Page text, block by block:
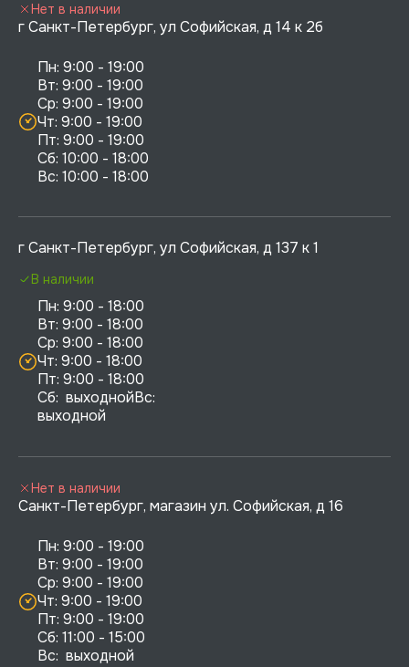
г Санкт-Петербург, ул Софийская, д 14 к 2б
Пн: 9:00 - 19:00
Вт: 9:00 - 19:00
Ср: 9:00 - 19:00
Чт: 9:00 - 19:00
Пт: 9:00 - 19:00
Сб: 10:00 - 18:00
Нет в наличии
г Санкт-Петербург, ул Софийская, д 137 к 1
Пн: 9:00 - 18:00
Вт: 9:00 - 18:00
Ср: 9:00 - 18:00
Чт: 9:00 - 18:00
Пт: 9:00 - 18:00
Сб:  выходнойВс:
выходной
В наличии
Санкт-Петербург, магазин ул. Софийская, д 16
Пн: 9:00 - 19:00
Вт: 9:00 - 19:00
Ср: 9:00 - 19:00
Чт: 9:00 - 19:00
Пт: 9:00 - 19:00
Сб: 11:00 - 15:00
Вс:  выходной
Нет в наличии